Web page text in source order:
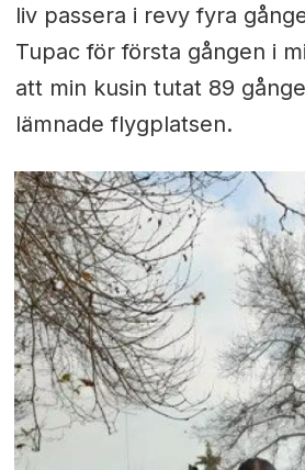
liv passera i revy fyra
Tupac för första gången i
att min kusin tutat 89
lämnade flygplatsen.